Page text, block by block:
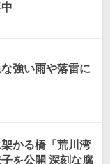
強い雨や落雷に
かる橋「荒川湾
を公開 深刻な腐